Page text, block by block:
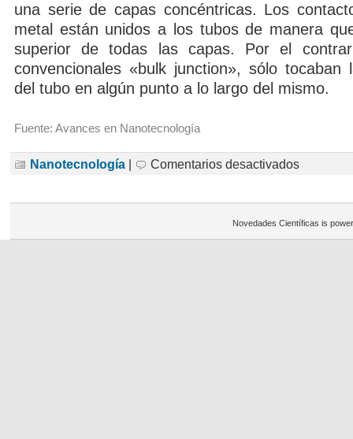
una serie de capas concéntricas. Los
metal están unidos a los tubos de manera
superior de todas las capas. Por el
convencionales «bulk junction», sólo tocaban
del tubo en algún punto a lo largo del mismo.
Fuente: Avances en Nanotecnología
Nanotecnología | Comentarios desactivados
récord
Novedades Científicas is